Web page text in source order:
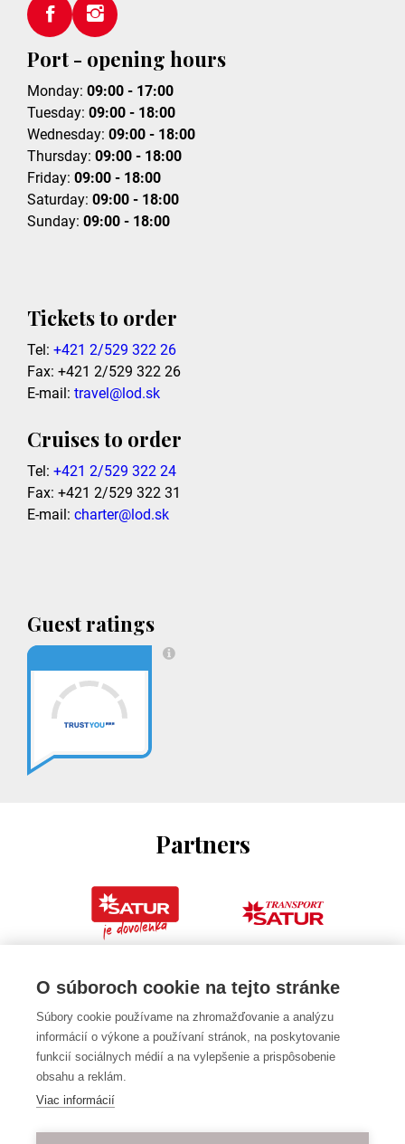
Port - opening hours
Monday: 09:00 - 17:00
Tuesday: 09:00 - 18:00
Wednesday: 09:00 - 18:00
Thursday: 09:00 - 18:00
Friday: 09:00 - 18:00
Saturday: 09:00 - 18:00
Sunday: 09:00 - 18:00
Tickets to order
Tel: +421 2/529 322 26
Fax: +421 2/529 322 26
E-mail: travel@lod.sk
Cruises to order
Tel: +421 2/529 322 24
Fax: +421 2/529 322 31
E-mail: charter@lod.sk
Guest ratings
Partners
O súboroch cookie na tejto stránke
Súbory cookie používame na zhromažďovanie a analýzu
informácií o výkone a používaní stránok, na poskytovanie
funkcií sociálnych médií a na vylepšenie a prispôsobenie
obsahu a reklám.
Viac informácií